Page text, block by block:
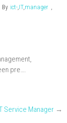
By ict-,IT,manager ,
pre….
Service Manager →